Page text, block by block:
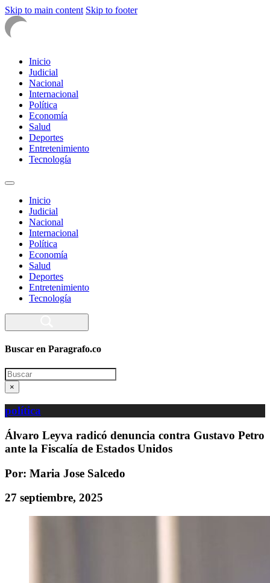
Skip to main content Skip to footer
Inicio
Judicial
Nacional
Internacional
Política
Economía
Salud
Deportes
Entretenimiento
Tecnología
Inicio
Judicial
Nacional
Internacional
Política
Economía
Salud
Deportes
Entretenimiento
Tecnología
Buscar en Paragrafo.co
Search
×
política
Álvaro Leyva radicó denuncia contra Gustavo Petro
ante la Fiscalía de Estados Unidos
Por: Maria Jose Salcedo
27 septiembre, 2025